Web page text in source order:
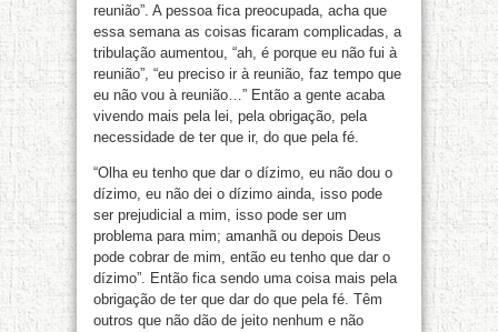
reunião”. A pessoa fica preocupada, acha que
essa semana as coisas ficaram complicadas, a
tribulação aumentou, “ah, é porque eu não fui à
reunião”, “eu preciso ir à reunião, faz tempo que
eu não vou à reunião…” Então a gente acaba
vivendo mais pela lei, pela obrigação, pela
necessidade de ter que ir, do que pela fé.
“Olha eu tenho que dar o dízimo, eu não dou o
dízimo, eu não dei o dízimo ainda, isso pode
ser prejudicial a mim, isso pode ser um
problema para mim; amanhã ou depois Deus
pode cobrar de mim, então eu tenho que dar o
dízimo”. Então fica sendo uma coisa mais pela
obrigação de ter que dar do que pela fé. Têm
outros que não dão de jeito nenhum e não